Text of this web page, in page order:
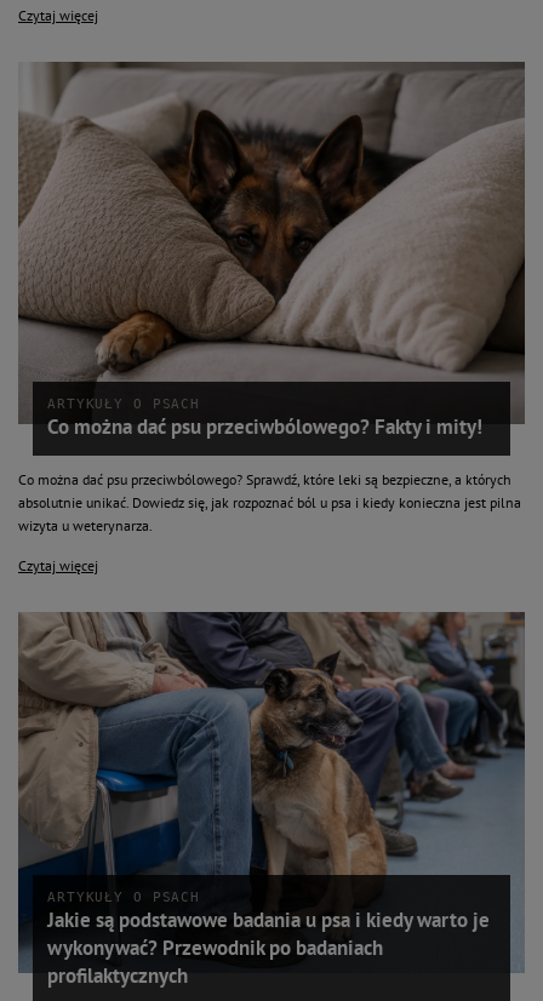
Czytaj więcej
ARTYKUŁY O PSACH
Co można dać psu przeciwbólowego? Fakty i mity!
Co można dać psu przeciwbólowego? Sprawdź, które leki są bezpieczne, a których
absolutnie unikać. Dowiedz się, jak rozpoznać ból u psa i kiedy konieczna jest pilna
wizyta u weterynarza.
Czytaj więcej
ARTYKUŁY O PSACH
Jakie są podstawowe badania u psa i kiedy warto je
wykonywać? Przewodnik po badaniach
profilaktycznych